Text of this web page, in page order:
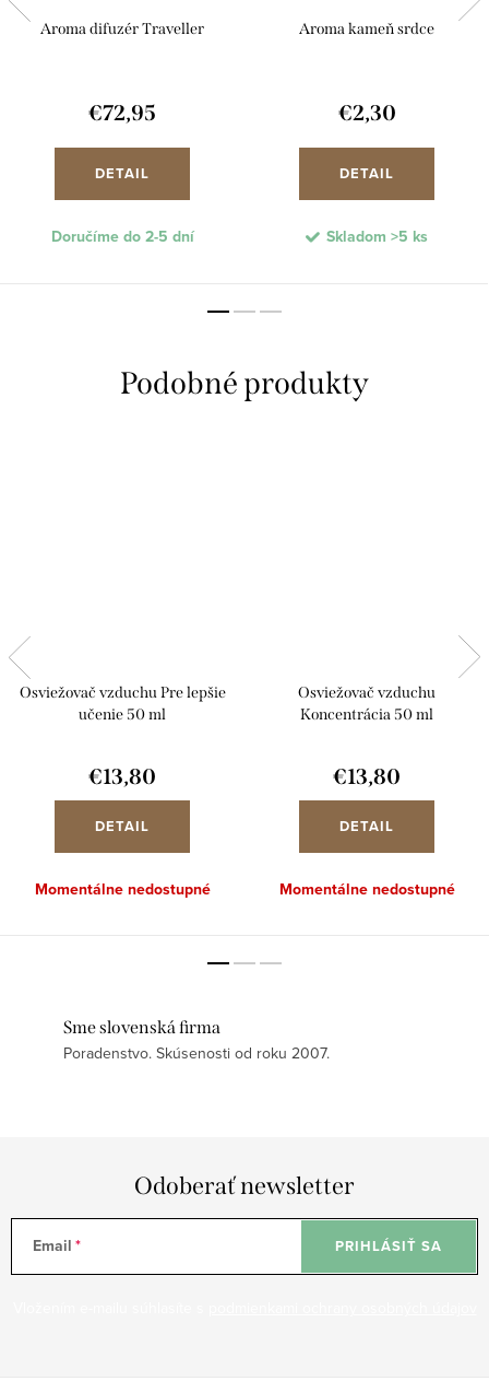
Aroma difuzér Traveller
€72,95
DETAIL
Doručíme do 2-5 dní
Aroma kameň srdce
€2,30
DETAIL
Skladom >5 ks
Osviežovač vzduchu Pre lepšie
učenie 50 ml
€13,80
DETAIL
Momentálne nedostupné
Osviežovač vzduchu
Koncentrácia 50 ml
€13,80
DETAIL
Momentálne nedostupné
Sme slovenská firma
Poradenstvo. Skúsenosti od roku 2007.
Odoberať newsletter
Email PRIHLÁSIŤ SA